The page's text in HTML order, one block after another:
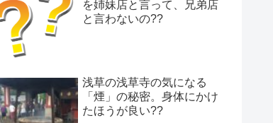
を姉妹店と言って、兄弟店
と言わないの??
浅草の浅草寺の気になる
「煙」の秘密。身体にかけ
たほうが良い??